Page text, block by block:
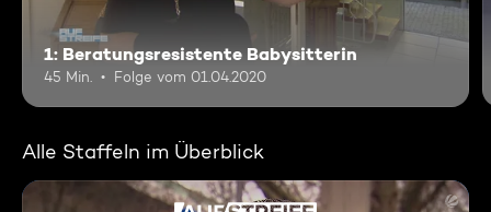
1: Beratungsresistente Babysitterin
45 Min. Folge vom 01.04.2020
Alle Staffeln im Überblick